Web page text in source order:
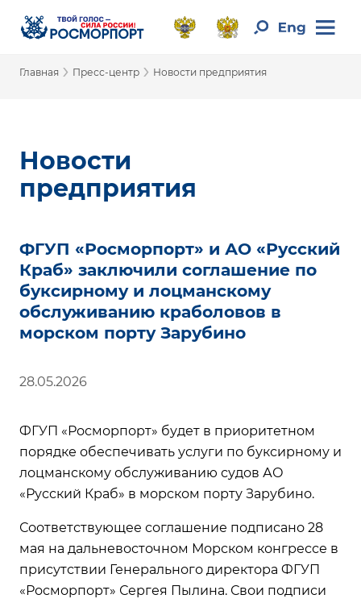
Главная › Пресс-центр › Новости предприятия
Новости
предприятия
ФГУП «Росморпорт» и АО «Русский
Краб» заключили соглашение по
буксирному и лоцманскому
обслуживанию краболовов в
морском порту Зарубино
28.05.2026
ФГУП «Росморпорт» будет в приоритетном
порядке обеспечивать услуги по буксирному и
лоцманскому обслуживанию судов АО
«Русский Краб» в морском порту Зарубино.
Соответствующее соглашение подписано 28
мая на дальневосточном Морском конгрессе в
присутствии Генерального директора ФГУП
«Росморпорт» Сергея Пылина. Свои подписи